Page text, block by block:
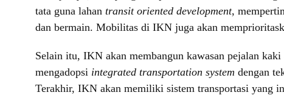
tata guna lahan transit oriented development,
dan bermain. Mobilitas di IKN juga akan
Selain itu, IKN akan membangun kawasan pejalan
mengadopsi integrated transportation system dengan
Terakhir, IKN akan memiliki sistem transportasi yang